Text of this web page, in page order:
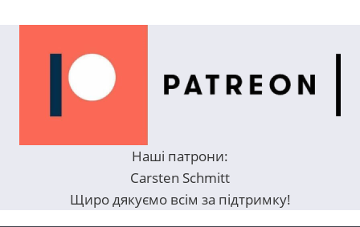
Наші патрони:
Carsten Schmitt
Щиро дякуємо всім за підтримку!